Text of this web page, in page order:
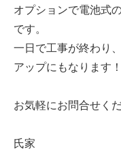
オプションで電池式
です。
一日で工事が終わり
アップにもなります！
お気軽にお問合せくだ
氏家